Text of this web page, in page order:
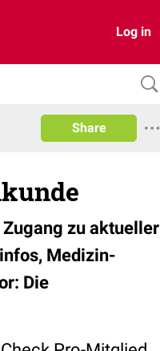
Log in
Share
zu aktueller
Medizin-
Die